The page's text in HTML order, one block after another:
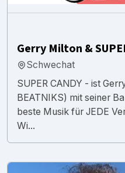
Gerry Milton &
Schwechat
SUPER CANDY - ist
BEATNIKS) mit seiner
beste Musik für JEDE
Wi...